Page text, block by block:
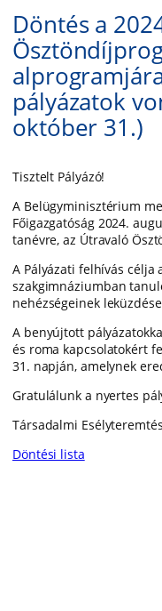
Döntés a
pályázatok
október 31.)
Tisztelt Pályázó!
A Belügyminisztérium
Főigazgatóság 2024.
tanévre, az Útravaló
A Pályázati felhívás
szakgimnáziumban
nehézségeinek
A benyújtott
és roma kapcsolatokért
31. napján, amelynek
Gratulálunk a nyertes
Társadalmi
Döntési lista